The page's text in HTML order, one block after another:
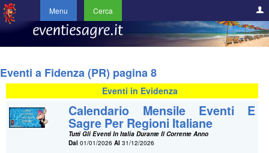
Menu Cerca
Eventi a Fidenza (PR) pagina 8
Eventi in Evidenza
Calendario Mensile Eventi E
Sagre Per Regioni Italiane
Tutti Gli Eventi In Italia Durante Il Corrente Anno
Dal 01/01/2026Al 31/12/2026